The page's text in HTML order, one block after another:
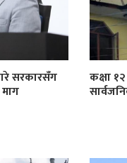
सरकारसँग कक्षा